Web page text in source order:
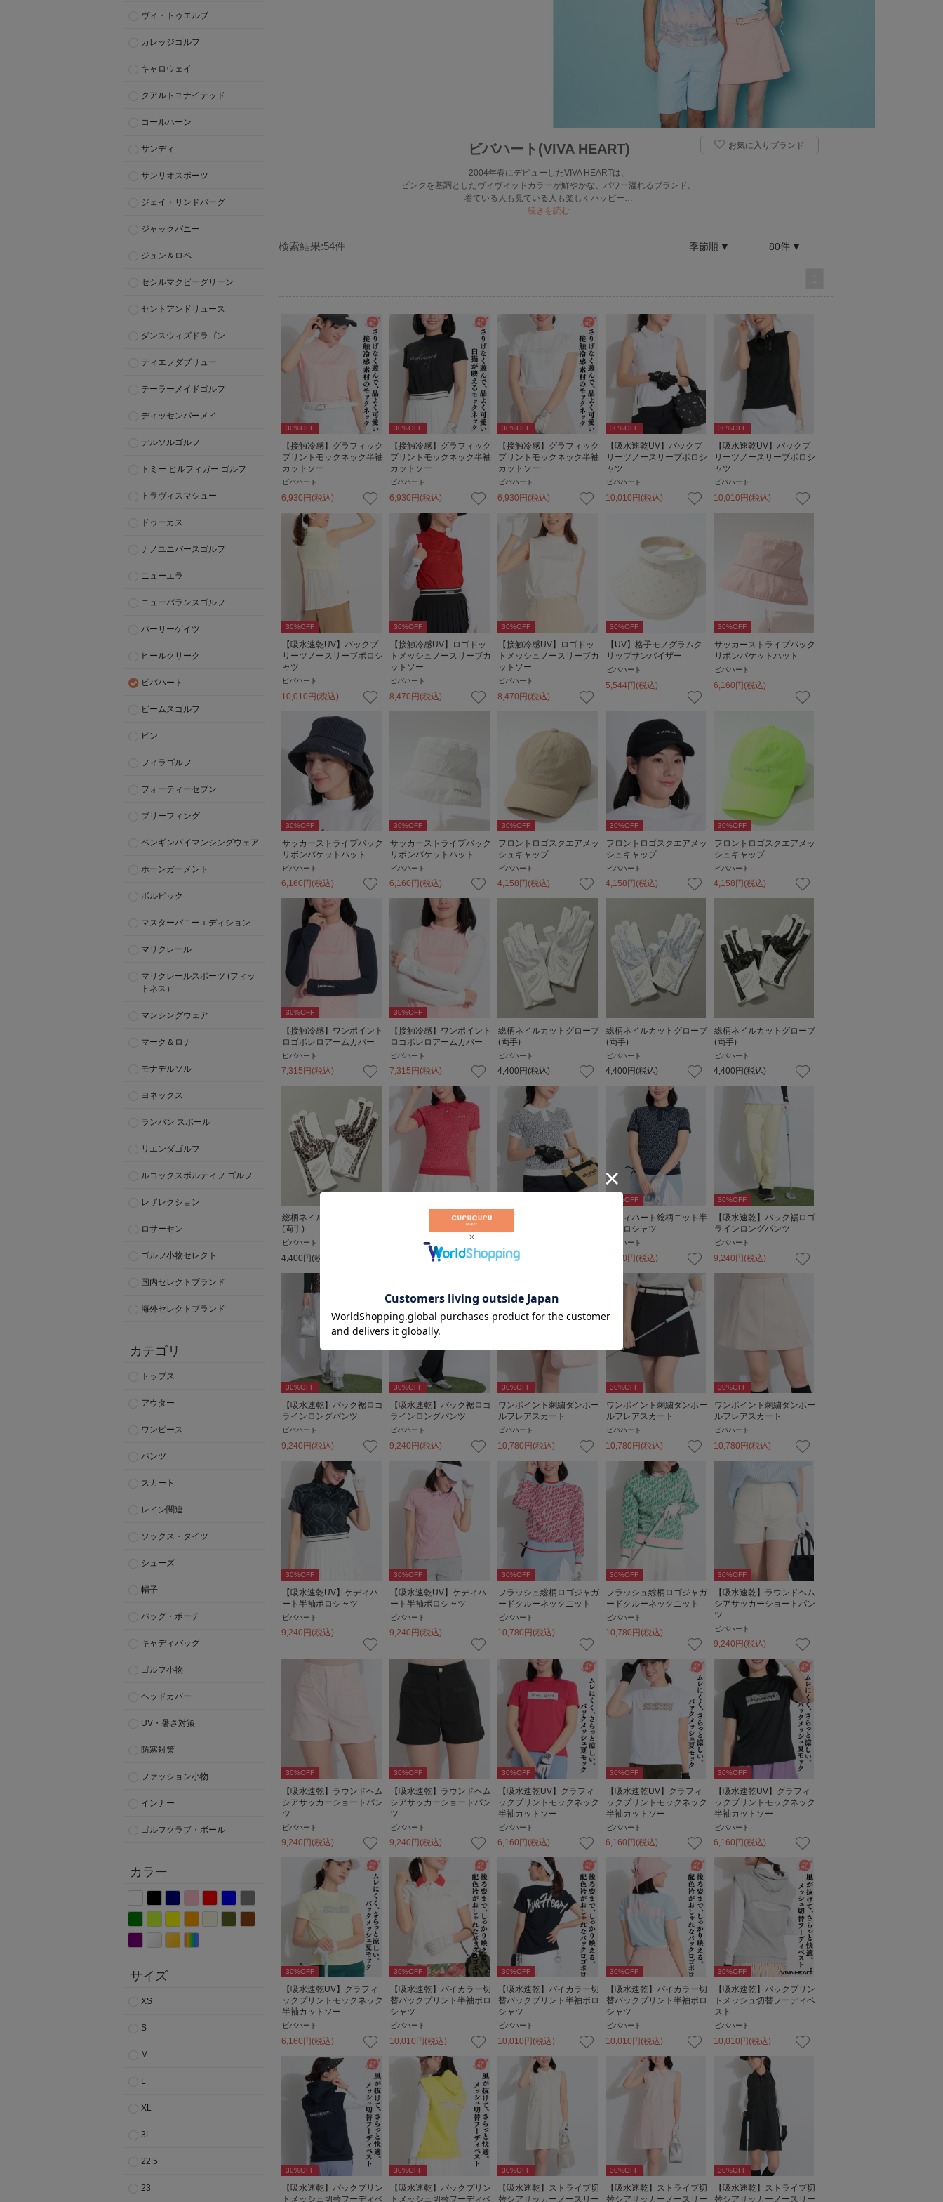
ヴィ・トゥエルブ
カレッジゴルフ
キャロウェイ
クアルトユナイテッド
コールハーン
サンディ
サンリオスポーツ
ジェイ・リンドバーグ
ジャックバニー
ジュン＆ロペ
セシルマクビーグリーン
セントアンドリュース
ダンスウィズドラゴン
ティエフダブリュー
テーラーメイドゴルフ
ディッセンバーメイ
デルソルゴルフ
トミー ヒルフィガー ゴルフ
トラヴィスマシュー
ドゥーカス
ナノユニバースゴルフ
ニューエラ
ニューバランスゴルフ
パーリーゲイツ
ヒールクリーク
ビバハート
ビームスゴルフ
ピン
フィラゴルフ
フォーティーセブン
ブリーフィング
ペンギンバイマンシングウェア
ホーンガーメント
ボルビック
マスターバニーエディション
マリクレール
マリクレールスポーツ (フィッ
トネス）
マンシングウェア
マーク＆ロナ
モナデルソル
ヨネックス
ランバン スポール
リエンダゴルフ
ルコックスポルティフ ゴルフ
レザレクション
ロサーセン
ゴルフ小物セレクト
国内セレクトブランド
海外セレクトブランド
カテゴリ
トップス
アウター
ワンピース
パンツ
スカート
レイン関連
ソックス・タイツ
シューズ
帽子
バッグ・ポーチ
キャディバッグ
ゴルフ小物
ヘッドカバー
UV・暑さ対策
防寒対策
ファッション小物
インナー
ゴルフクラブ・ボール
カラー
サイズ
XS
S
M
L
XL
3L
22.5
23
ビバハート(VIVA HEART) お気に入りブランド
2004年春にデビューしたVIVA HEARTは、
ピンクを基調としたヴィヴィッドカラーが鮮やかな、パワー溢れるブランド。
着ている人も見ている人も楽しくハッピー…
続きを読む
検索結果:54件 季節順 80件
30%OFF
【接触冷感】グラフィック
プリントモックネック半袖
カットソー
ビバハート
6,930円(税込)
30%OFF
【接触冷感】グラフィック
プリントモックネック半袖
カットソー
ビバハート
6,930円(税込)
30%OFF
【接触冷感】グラフィック
プリントモックネック半袖
カットソー
ビバハート
6,930円(税込)
30%OFF
【吸水速乾UV】バックプ
リーツノースリーブポロシ
ャツ
ビバハート
10,010円(税込)
30%OFF
【吸水速乾UV】バックプ
リーツノースリーブポロシ
ャツ
ビバハート
10,010円(税込)
30%OFF
【吸水速乾UV】バックプ
リーツノースリーブポロシ
ャツ
ビバハート
10,010円(税込)
30%OFF
【接触冷感UV】ロゴドッ
トメッシュノースリーブカ
ットソー
ビバハート
8,470円(税込)
30%OFF
【接触冷感UV】ロゴドッ
トメッシュノースリーブカ
ットソー
ビバハート
8,470円(税込)
30%OFF
【UV】格子モノグラムク
リップサンバイザー
ビバハート
5,544円(税込)
30%OFF
サッカーストライプバック
リボンバケットハット
ビバハート
6,160円(税込)
30%OFF
サッカーストライプバック
リボンバケットハット
ビバハート
6,160 円 (税込)
30%OFF
サッカーストライプバック
リボンバケットハット
ビバハート
6,160 円 (税込)
30%OFF
フロントロゴスクエアメッ
シュキャップ
ビバハート
4,158 円 (税込)
30%OFF
フロントロゴスクエアメッ
シュキャップ
ビバハート
4,158 円 (税込)
30%OFF
フロントロゴスクエアメッ
シュキャップ
ビバハート
4,158 円 (税込)
30%OFF
【接触冷感】ワンポイント
ロゴボレロアームカバー
ビバハート
7,315 円 (税込)
30%OFF
【接触冷感】ワンポイント
ロゴボレロアームカバー
ビバハート
7,315 円 (税込)
総柄ネイルカットグローブ
(両手)
ビバハート
4,400 円(税込)
総柄ネイルカットグローブ
(両手)
ビバハート
4,400 円(税込)
総柄ネイルカットグローブ
(両手)
ビバハート
4,400 円(税込)
総柄ネイルカットグローブ
(両手)
ビバハート
4,400円(税込)
ケディハート総柄ニット半
ビバハート
(税込) 9,240円
%OFF
ケディハート総柄ニット半
袖ポロシャツ
ビバハート
9,240円(税込)
30%OFF
【吸水速乾】バック裾ロゴ
ラインロングパンツ
ビバハート
9,240円(税込)
30%OFF
【吸水速乾】バック裾ロゴ
ラインロングパンツ
ビバハート
9,240円(税込)
30%OFF
【吸水速乾】バック裾ロゴ
ラインロングパンツ
ビバハート
9,240円(税込)
30%OFF
ワンポイント刺繍ダンボー
ルフレアスカート
ビバハート
10,780円(税込)
30%OFF
ワンポイント刺繍ダンボー
ルフレアスカート
ビバハート
10,780円(税込)
30%OFF
ワンポイント刺繍ダンボー
ルフレアスカート
ビバハート
10,780円(税込)
30%OFF
【吸水速乾UV】ケディハ
ート半袖ポロシャツ
ビバハート
9,240 円 (税込)
30%OFF
【吸水速乾UV】ケディハ
ート半袖ポロシャツ
ビバハート
9,240 円 (税込)
30%OFF
フラッシュ総柄ロゴジャガ
ードクルーネックニット
ビバハート
10,780 円 (税込)
30%OFF
フラッシュ総柄ロゴジャガ
ードクルーネックニット
ビバハート
10,780 円 (税込)
30%OFF
【吸水速乾】ラウンドヘム
シアサッカーショートパン
ツ
ビバハート
9,240 円 (税込)
30%OFF
【吸水速乾】ラウンドヘム
シアサッカーショートパン
ツ
ビバハート
9,240 円 (税込)
30%OFF
【吸水速乾】ラウンドヘム
シアサッカーショートパン
ツ
ビバハート
9,240 円 (税込)
30%OFF
【吸水速乾UV】グラフィ
ックプリントモックネック
半袖カットソー
ビバハート
6,160 円 (税込)
30%OFF
【吸水速乾UV】グラフィ
ックプリントモックネック
半袖カットソー
ビバハート
6,160 円 (税込)
30%OFF
【吸水速乾UV】グラフィ
ックプリントモックネック
半袖カットソー
ビバハート
6,160 円 (税込)
30%OFF
【吸水速乾UV】グラフィ
ックプリントモックネック
半袖カットソー
ビバハート
6,160円(税込)
30%OFF
【吸水速乾】バイカラー切
替バックプリント半袖ポロ
シャツ
ビバハート
10,010円(税込)
30%OFF
【吸水速乾】バイカラー切
替バックプリント半袖ポロ
シャツ
ビバハート
10,010円(税込)
30%OFF
【吸水速乾】バイカラー切
替バックプリント半袖ポロ
シャツ
ビバハート
10,010円(税込)
30%OFF
【吸水速乾】バックプリン
トメッシュ切替フーディベ
スト
ビバハート
10,010円(税込)
30%OFF
【吸水速乾】バックプリン
トメッシュ切替フーディベ
30%OFF
【吸水速乾】バックプリン
トメッシュ切替フーディベ
30%OFF
【吸水速乾】ストライプ切
替シアサッカーノースリー
30%OFF
【吸水速乾】ストライプ切
替シアサッカーノースリー
30%OFF
【吸水速乾】ストライプ切
替シアサッカーノースリー